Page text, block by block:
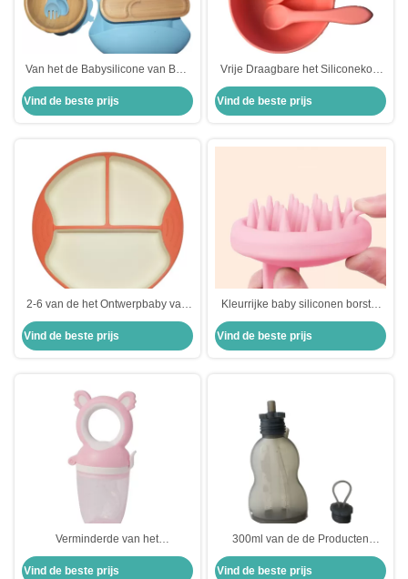
Van het de Babysilicone van BPA
de Vrije van de de Productenplaat
van het de Olifants Houten
Silicone Vastgestelde Reeks van
Vind de beste prijs
Vrije Draagbare het Siliconekom
en Lepel van Panda Shape Baby
Silicone Products BPA
Vind de beste prijs
2-6 van de het Ontwerpbaby van
het maandenbeeldverhaal de het
Siliconeproducten plateren Veilige
Zacht voor Zuigelingen/Peuters
Vind de beste prijs
Kleurrijke baby siliconen borstel
voor 0-12 maanden
Temperatuurbestand Niet giftig /
BPAvrij
Vind de beste prijs
Verminderde van het
Siliconeproducten van de
Typebaby van het de
Vind de beste prijs
300ml van de de Producten
Middelgrote Stroom van het
babysilicone van de het
Vind de beste prijs